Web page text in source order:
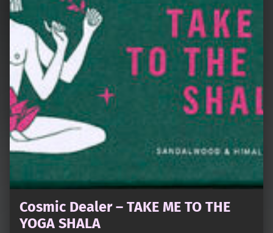
Cosmic Dealer – TAKE ME TO THE
YOGA SHALA